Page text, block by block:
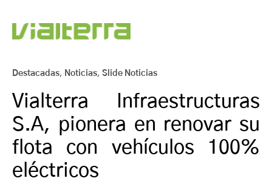
Destacadas, Noticias, Slide Noticias
Vialterra Infraestructuras
S.A, pionera en renovar su
flota con vehículos 100%
eléctricos